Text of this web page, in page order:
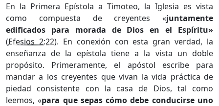
En la Primera Epístola a Timoteo, la Iglesia es vista
como compuesta de creyentes «juntamente
edificados para morada de Dios en el Espíritu»
(Efesios 2:22). En conexión con esta gran verdad, la
enseñanza de la epístola tiene a la vista un doble
propósito. Primeramente, el apóstol escribe para
mandar a los creyentes que vivan la vida práctica de
piedad consistente con la casa de Dios, tal como
leemos, «para que sepas cómo debe conducirse uno